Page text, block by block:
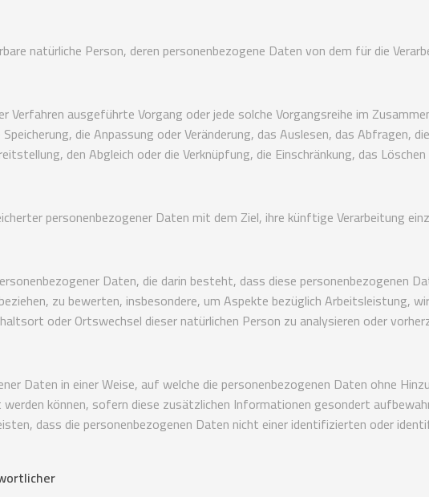
natürliche Person, deren personenbezogene Daten von dem für die
ausgeführte Vorgang oder jede solche Vorgangsreihe im
die Anpassung oder Veränderung, das Auslesen, das Abfragen,
den Abgleich oder die Verknüpfung, die Einschränkung, das
personenbezogener Daten mit dem Ziel, ihre künftige Verarbeitung
Daten, die darin besteht, dass diese personenbezogenen
zu bewerten, insbesondere, um Aspekte bezüglich Arbeitsleistung,
oder Ortswechsel dieser natürlichen Person zu analysieren oder
Daten in einer Weise, auf welche die personenbezogenen Daten ohne
können, sofern diese zusätzlichen Informationen gesondert
dass die personenbezogenen Daten nicht einer identifizierten oder